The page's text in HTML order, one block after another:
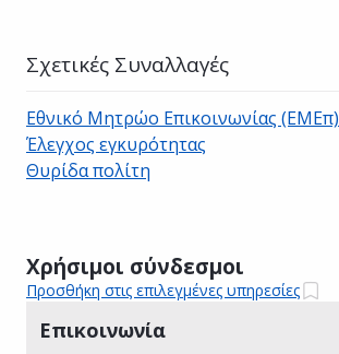
Χρήσιμοι σύνδεσμοι
Προσθήκη στις επιλεγμένες υπηρεσίες
Επικοινωνία
Σχετικές Συναλλαγές
Εθνικό Μητρώο Επικοινωνίας (ΕΜΕπ)
Έλεγχος εγκυρότητας
Θυρίδα πολίτη